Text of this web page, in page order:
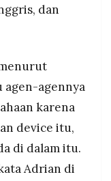
dan
agen-agennya
karena
device itu,
di dalam itu.
Adrian di